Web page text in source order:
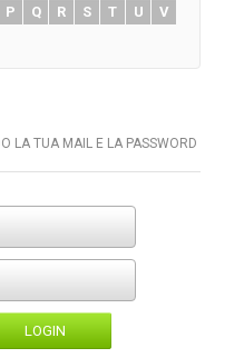
P Q R S T U
V
LA TUA MAIL E LA PASSWORD
LOGIN